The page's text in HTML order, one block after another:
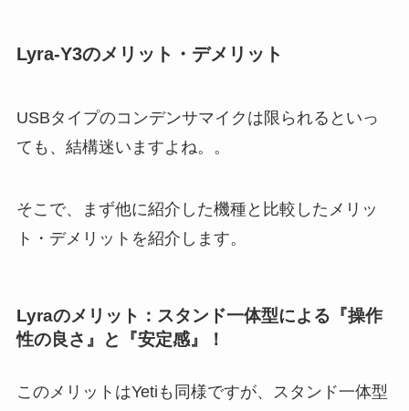
Lyra-Y3のメリット・デメリット
USBタイプのコンデンサマイクは限られるといっ
ても、結構迷いますよね。。
そこで、まず他に紹介した機種と比較したメリッ
ト・デメリットを紹介します。
Lyraのメリット：スタンド一体型による『操作
性の良さ』と『安定感』！
このメリットはYetiも同様ですが、スタンド一体型